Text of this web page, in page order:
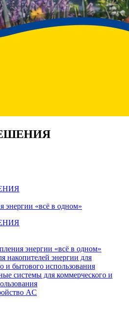
энергии «всё в одном»
энергии «всё в одном»
накопителей энергии для
и бытового использования
системы для коммерческого и
AC